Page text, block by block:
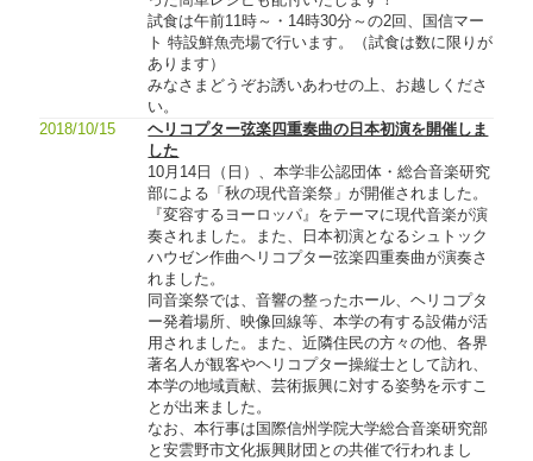
試食は午前11時～・14時30分～の2回、国信マー
ト 特設鮮魚売場で行います。（試食は数に限りが
あります）
みなさまどうぞお誘いあわせの上、お越しくださ
い。
2018/10/15
ヘリコプター弦楽四重奏曲の日本初演を開催しま
した
10月14日（日）、本学非公認団体・総合音楽研究
部による「秋の現代音楽祭」が開催されました。
『変容するヨーロッパ』をテーマに現代音楽が演
奏されました。また、日本初演となるシュトック
ハウゼン作曲ヘリコプター弦楽四重奏曲が演奏さ
れました。
同音楽祭では、音響の整ったホール、ヘリコプタ
ー発着場所、映像回線等、本学の有する設備が活
用されました。また、近隣住民の方々の他、各界
著名人が観客やヘリコプター操縦士として訪れ、
本学の地域貢献、芸術振興に対する姿勢を示すこ
とが出来ました。
なお、本行事は国際信州学院大学総合音楽研究部
と安雲野市文化振興財団との共催で行われまし